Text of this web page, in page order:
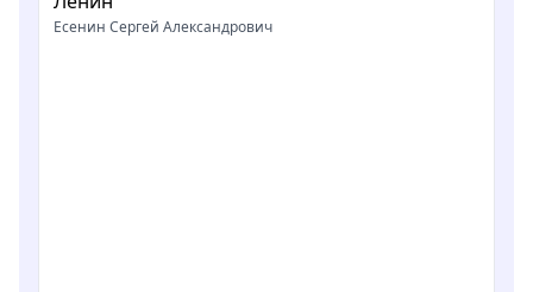
Есенин Сергей Александрович